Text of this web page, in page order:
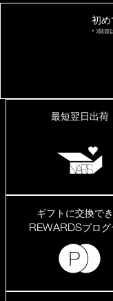
初め
＊2回目
最短翌日出荷
ギフトに交換で
REWARDSプログ